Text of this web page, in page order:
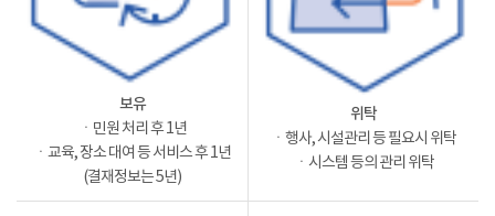
보유
ㆍ민원 처리 후 1년
ㆍ교육, 장소 대여 등 서비스 후 1년
(결재정보는 5년)
위탁
ㆍ행사, 시설관리 등 필요시 위탁
ㆍ시스템 등의 관리 위탁